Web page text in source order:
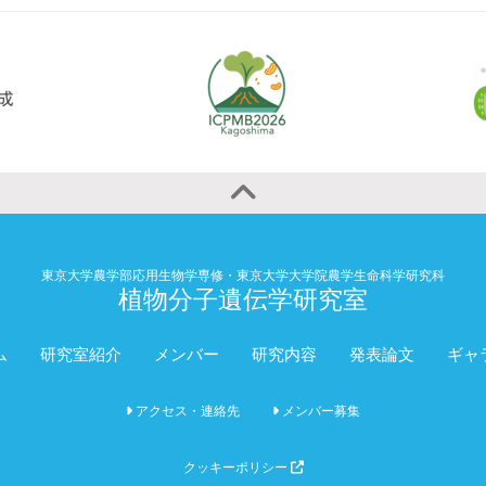
東京大学農学部応用生物学専修・東京大学大学院農学生命科学研究科
植物分子遺伝学研究室
研究室紹介 メンバー 研究内容 発表論文 ギャ
アクセス・連絡先 メンバー募集
クッキーポリシー